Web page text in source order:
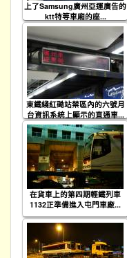
上了Samsung廣州亞運廣告的
ktt特等車廂的座...
東鐵綫紅磡站禁區內的六號月
台資訊系統上顯示的直通車...
在貨車上的第四期輕鐵列車
1132正準備進入屯門車廠...